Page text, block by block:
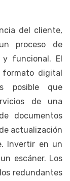
del cliente,
proceso de
y funcional. El
digital
posible que
de una
documentos
actualización
Invertir en un
escáner. Los
redundantes